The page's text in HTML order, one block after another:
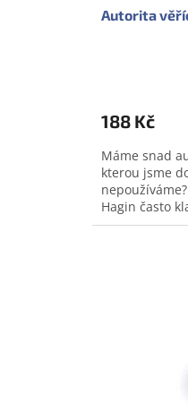
Autorita
188 Kč
Máme snad
kterou jsme
Hagin často